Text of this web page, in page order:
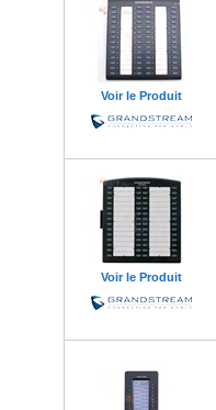
Voir le Produit
Voir le Produit